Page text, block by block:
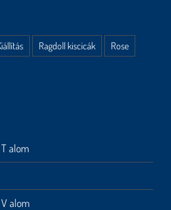
Ragdoll kiscicák
Rose
alom
alom